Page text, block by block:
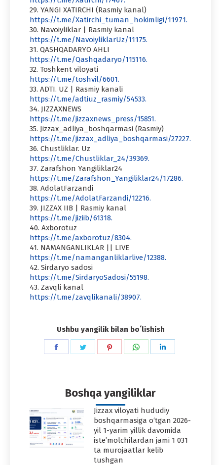
29. YANGI XATIRCHI (Rasmiy kanal)
https://t.me/Xatirchi_tuman_hokimligi/11971.
30. Navoiyliklar | Rasmiy kanal
https://t.me/NavoiyliklarUz/11175.
31. QASHQADARYO AHLI
https://t.me/Qashqadaryo/115116.
32. Toshkent viloyati
https://t.me/toshvil/6601.
33. ADTI. UZ | Rasmiy kanali
https://t.me/adtiuz_rasmiy/54533.
34. JIZZAXNEWS
https://t.me/jizzaxnews_press/15851.
35. Jizzax_adliya_boshqarmasi (Rasmiy)
https://t.me/jizzax_adliya_boshqarmasi/27227.
36. Chustliklar. Uz
https://t.me/Chustliklar_24/39369.
37. Zarafshon Yangiliklar24
https://t.me/Zarafshon_Yangiliklar24/17286.
38. AdolatFarzandi
https://t.me/AdolatFarzandi/12216.
39. JIZZAX IIB | Rasmiy kanal
https://t.me/jiziib/61318.
40. Axborotuz
https://t.me/axborotuz/8304.
41. NAMANGANLIKLAR || LIVE
https://t.me/namanganliklarlive/12388.
42. Sirdaryo sadosi
https://t.me/SirdaryoSadosi/55198.
43. Zavqli kanal
https://t.me/zavqlikanali/38907.
Ushbu yangilik bilan boʻlishish
Share
Share
Share
Share
Boshqa yangiliklar
Jizzax viloyati hududiy
boshqarmasiga o‘tgan 2026-
yil 1-yarim yillik davomida
iste’molchilardan jami 1 031
ta murojaatlar kelib
tushgan